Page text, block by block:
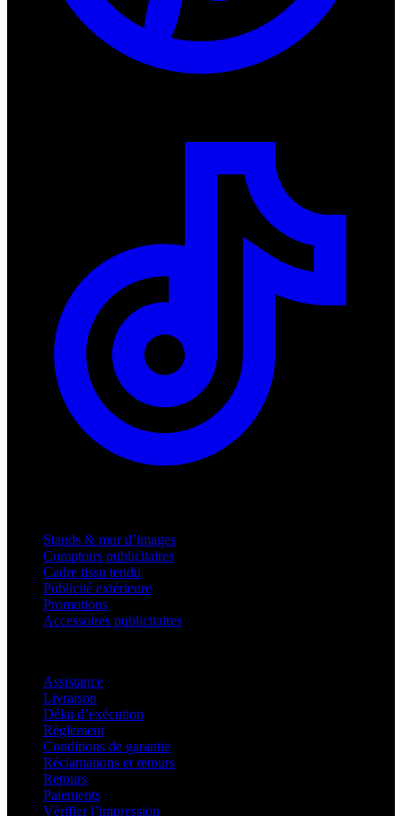
Stands & mur d’images
Comptoirs publicitaires
Cadre tissu tendu
Publicité extérieure
Promotions
Accessoires publicitaires
Assistance
Livraison
Délai d’exécution
Règlement
Conditions de garantie
Réclamations et retours
Retours
Paiements
Vérifier l’impression